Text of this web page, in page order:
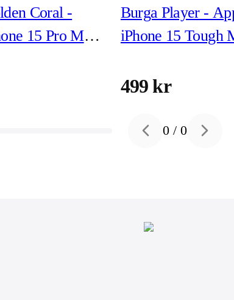
Coral -
15 Pro Max
Burga Player -
iPhone 15 Tough
499 kr
Previous slide
0 /0 Next